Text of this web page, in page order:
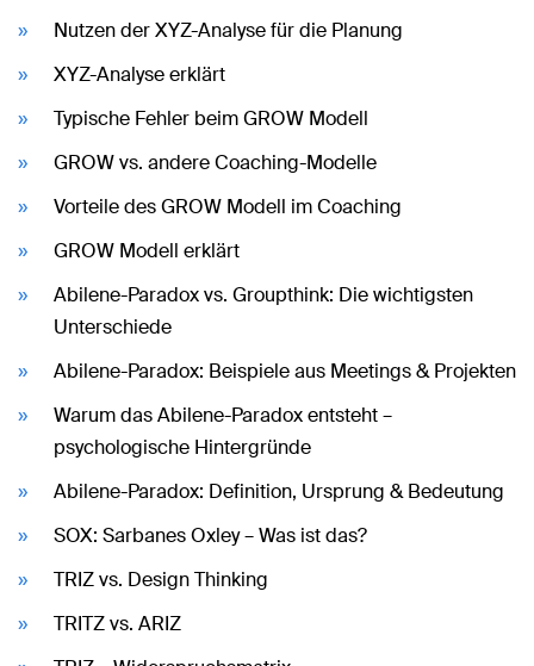
Nutzen der XYZ-Analyse für die Planung
XYZ-Analyse erklärt
Typische Fehler beim GROW Modell
GROW vs. andere Coaching-Modelle
Vorteile des GROW Modell im Coaching
GROW Modell erklärt
Abilene-Paradox vs. Groupthink: Die wichtigsten
Unterschiede
Abilene-Paradox: Beispiele aus Meetings & Projekten
Warum das Abilene-Paradox entsteht –
psychologische Hintergründe
Abilene-Paradox: Definition, Ursprung & Bedeutung
SOX: Sarbanes Oxley – Was ist das?
TRIZ vs. Design Thinking
TRITZ vs. ARIZ